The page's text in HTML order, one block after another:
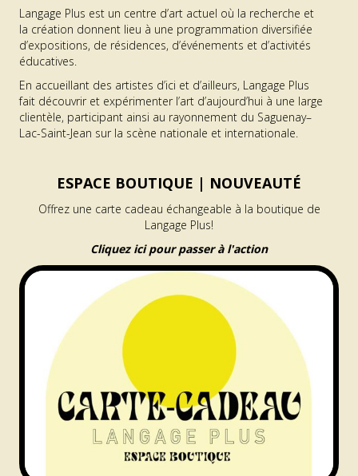
Langage Plus est un centre d’art actuel où la recherche et
la création donnent lieu à une programmation diversifiée
d’expositions, de résidences, d’événements et d’activités
éducatives.
En accueillant des artistes d’ici et d’ailleurs, Langage Plus
fait découvrir et expérimenter l’art d’aujourd’hui à une large
clientèle, participant ainsi au rayonnement du Saguenay–
Lac-Saint-Jean sur la scène nationale et internationale.
ESPACE BOUTIQUE | NOUVEAUTÉ
Offrez une carte cadeau échangeable à la boutique de
Langage Plus!
Cliquez ici pour passer à l'action